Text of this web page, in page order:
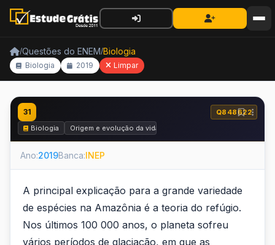
/Questões do ENEM/Biologia
Biologia 2019 Limpar
31
Q848622
Biologia
Origem e evolução da vida
Ano:2019Banca:INEP
A principal explicação para a grande variedade
de espécies na Amazônia é a teoria do refúgio.
Nos últimos 100 000 anos, o planeta sofreu
vários períodos de glaciação, em que as